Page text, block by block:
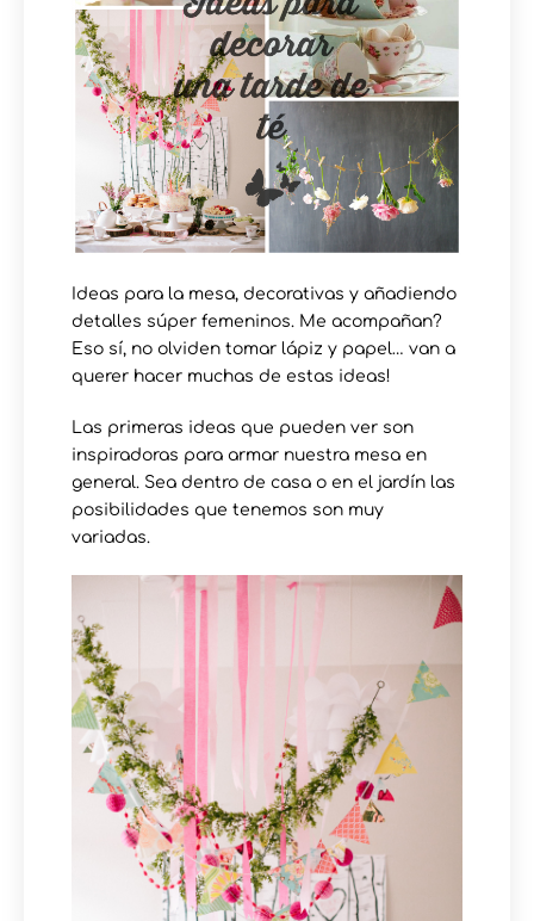
Ideas para la mesa, decorativas y añadiendo
detalles súper femeninos. Me acompañan?
Eso sí, no olviden tomar lápiz y papel… van a
querer hacer muchas de estas ideas!
Las primeras ideas que pueden ver son
inspiradoras para armar nuestra mesa en
general. Sea dentro de casa o en el jardín las
posibilidades que tenemos son muy
variadas.